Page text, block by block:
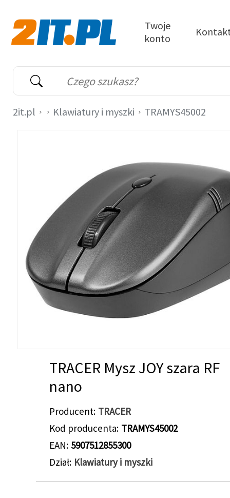
Wyszukiwarka
Słowo kluczowe
Twoje
konto
2it.pl Klawiatury i myszki TRAMYS45002
TRACER Mysz JOY szara RF
nano
Producent TRACER
Kod producenta TRAMYS45002
EAN 5907512855300
Dział Klawiatury i myszki